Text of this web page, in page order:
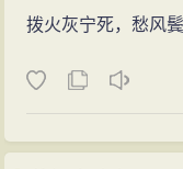
拨火灰宁死，愁风